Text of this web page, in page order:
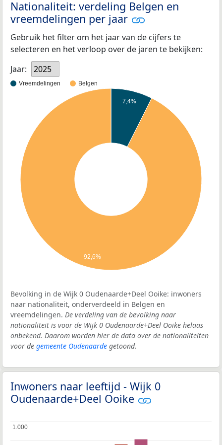
Nationaliteit: verdeling Belgen en
vreemdelingen per jaar
Gebruik het filter om het jaar van de cijfers te
selecteren en het verloop over de jaren te bekijken:
Jaar:
2025
Vreemdelingen Belgen
7,4%
92,6%
Bevolking in de Wijk 0 Oudenaarde+Deel Ooike: inwoners
naar nationaliteit, onderverdeeld in Belgen en
vreemdelingen. De verdeling van de bevolking naar
nationaliteit is voor de Wijk 0 Oudenaarde+Deel Ooike helaas
onbekend. Daarom worden hier de data over de nationaliteiten
voor de gemeente Oudenaarde getoond.
Inwoners naar leeftijd - Wijk 0
Oudenaarde+Deel Ooike
1.000
1.000